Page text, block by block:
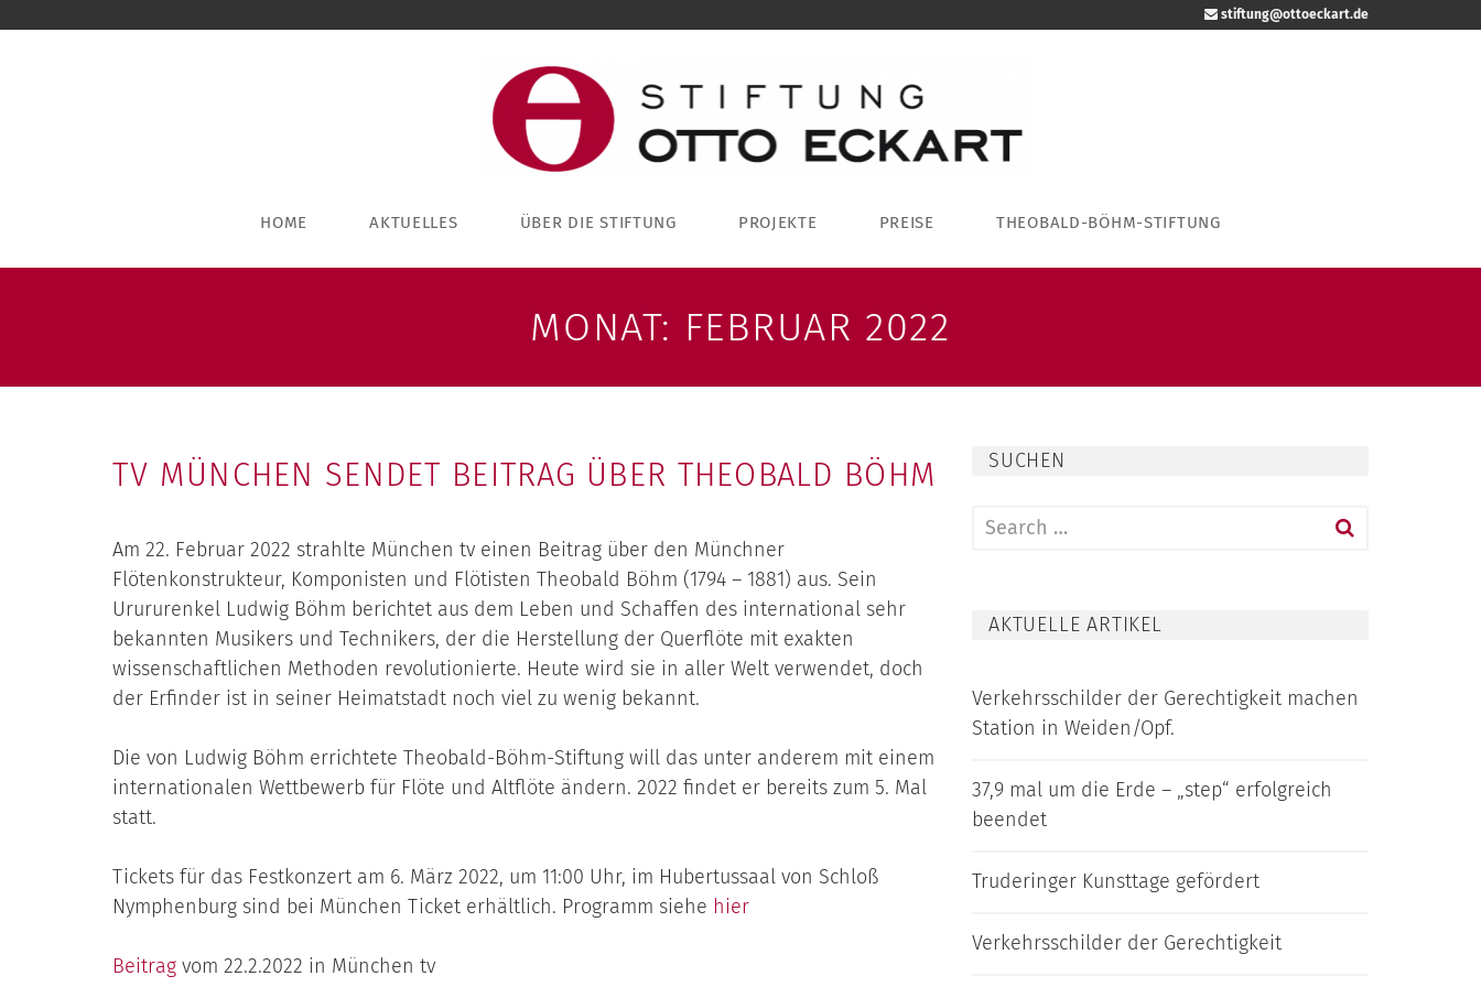
stiftung@ottoeckart.de
HOME AKTUELLES ÜBER DIE STIFTUNG PROJEKTE PREISE THEOBALD-BÖHM-STIFTUNG
MONAT: FEBRUAR 2022
TV MÜNCHEN SENDET BEITRAG ÜBER THEOBALD BÖHM
Am 22. Februar 2022 strahlte München tv einen Beitrag über den Münchner
Flötenkonstrukteur, Komponisten und Flötisten Theobald Böhm (1794 – 1881) aus. Sein
Urururenkel Ludwig Böhm berichtet aus dem Leben und Schaffen des international sehr
bekannten Musikers und Technikers, der die Herstellung der Querflöte mit exakten
wissenschaftlichen Methoden revolutionierte. Heute wird sie in aller Welt verwendet, doch
der Erfinder ist in seiner Heimatstadt noch viel zu wenig bekannt.
Die von Ludwig Böhm errichtete Theobald-Böhm-Stiftung will das unter anderem mit einem
internationalen Wettbewerb für Flöte und Altflöte ändern. 2022 findet er bereits zum 5. Mal
statt.
Tickets für das Festkonzert am 6. März 2022, um 11:00 Uhr, im Hubertussaal von Schloß
Nymphenburg sind bei München Ticket erhältlich. Programm siehe hier
Beitrag vom 22.2.2022 in München tv
SUCHEN
Search
AKTUELLE ARTIKEL
Verkehrsschilder der Gerechtigkeit machen
Station in Weiden/Opf.
37,9 mal um die Erde – „step“ erfolgreich
beendet
Truderinger Kunsttage gefördert
Verkehrsschilder der Gerechtigkeit